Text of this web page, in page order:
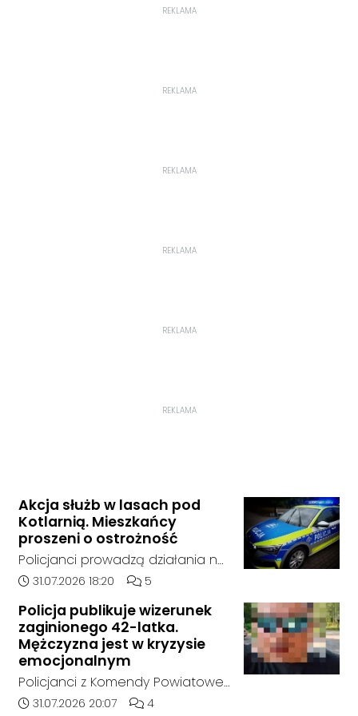
REKLAMA
REKLAMA
REKLAMA
REKLAMA
REKLAMA
REKLAMA
Akcja służb w lasach pod
Kotlarnią. Mieszkańcy
proszeni o ostrożność
Policjanci prowadzą działania na
terenie kompleksów leśnych w
nam się ustalić, funkcjonariusze
poszukują mężczyzny, który może
posiadać niebezpieczne
narzędzie, nieoficjalnie broń i
stanowić zagrożenie dla osób
Data dodania artykułu:
31.07.2026 18:20 Liczba komentarzy artykułu:
5
Policja publikuje wizerunek
zaginionego 42-latka.
Mężczyzna jest w kryzysie
emocjonalnym
Policjanci z Komendy Powiatowej
Policji w Kędzierzynie-Koźlu
Data dodania artykułu:
31.07.2026 20:07 Liczba komentarzy artykułu:
4